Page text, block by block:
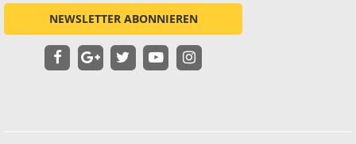
NEWSLETTER ABONNIEREN